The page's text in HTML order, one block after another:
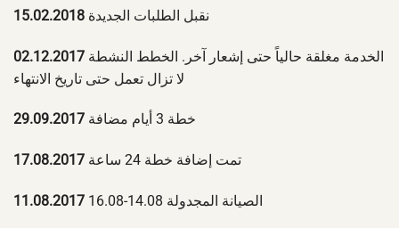
15.02.2018 نقبل الطلبات الجديدة
02.12.2017
لا تزال تعمل حتى تاريخ الانتهاء
29.09.2017 خطة 3 أيام مضافة
17.08.2017 تمت إضافة خطة 24 ساعة
11.08.2017 الصيانة المجدولة 14.08-16.08